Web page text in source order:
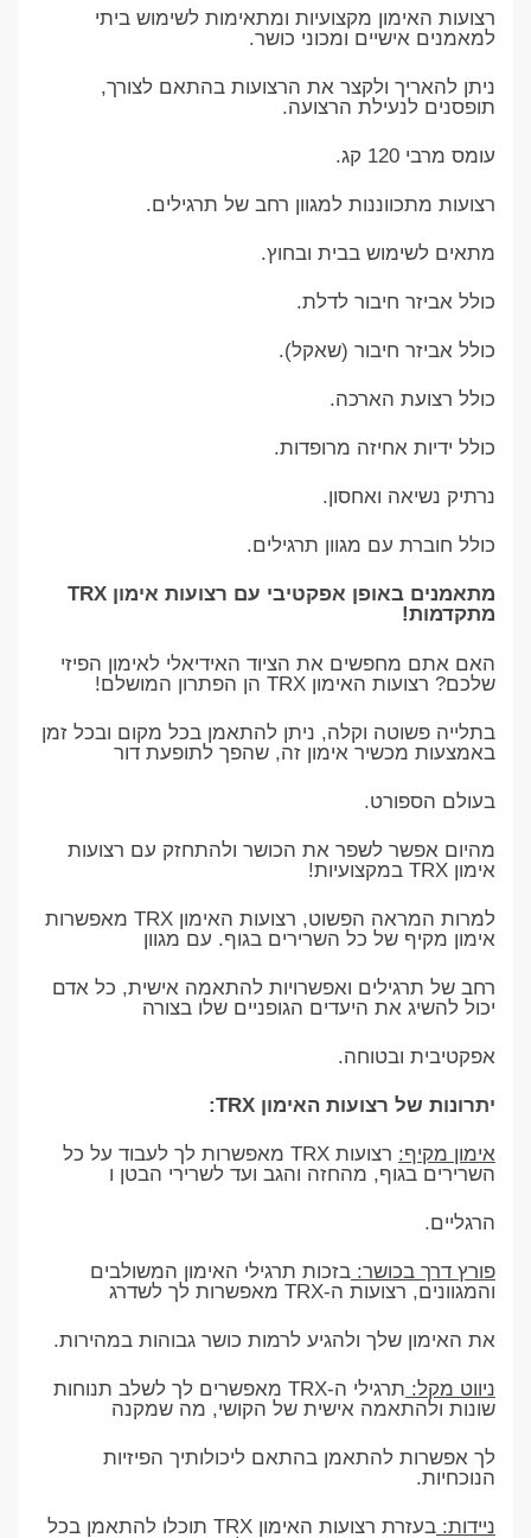
רצועות האימון מקצועיות ומתאימות לשימוש ביתי
למאמנים אישיים ומכוני כושר.
ניתן להאריך ולקצר את הרצועות בהתאם לצורך,
תופסנים לנעילת הרצועה.
עומס מרבי 120 קג.
רצועות מתכווננות למגוון רחב של תרגילים.
מתאים לשימוש בבית ובחוץ.
כולל אביזר חיבור לדלת.
כולל אביזר חיבור (שאקל).
כולל רצועת הארכה.
כולל ידיות אחיזה מרופדות.
נרתיק נשיאה ואחסון.
כולל חוברת עם מגוון תרגילים.
מתאמנים באופן אפקטיבי עם רצועות אימון TRX
מתקדמות!
האם אתם מחפשים את הציוד האידיאלי לאימון הפיזי
שלכם? רצועות האימון TRX הן הפתרון המושלם!
בתלייה פשוטה וקלה, ניתן להתאמן בכל מקום ובכל זמן
באמצעות מכשיר אימון זה, שהפך לתופעת דור
בעולם הספורט.
מהיום אפשר לשפר את הכושר ולהתחזק עם רצועות
אימון TRX במקצועיות!
למרות המראה הפשוט, רצועות האימון TRX מאפשרות
אימון מקיף של כל השרירים בגוף. עם מגוון
רחב של תרגילים ואפשרויות להתאמה אישית, כל אדם
יכול להשיג את היעדים הגופניים שלו בצורה
אפקטיבית ובטוחה.
יתרונות של רצועות האימון TRX:
אימון מקיף:
רצועות TRX מאפשרות לך לעבוד על כל
השרירים בגוף, מהחזה והגב ועד לשרירי הבטן ו
הרגליים.
פורץ דרך בכושר:בזכות תרגילי האימון המשולבים
והמגוונים, רצועות ה-TRX מאפשרות לך לשדרג
את האימון שלך ולהגיע לרמות כושר גבוהות במהירות.
ניווט מקל:
תרגילי ה-TRX מאפשרים לך לשלב תנוחות
שונות ולהתאמה אישית של הקושי, מה שמקנה
לך אפשרות להתאמן בהתאם ליכולותיך הפיזיות
הנוכחיות.
ניידות:
בעזרת רצועות האימון TRX תוכלו להתאמן בכל